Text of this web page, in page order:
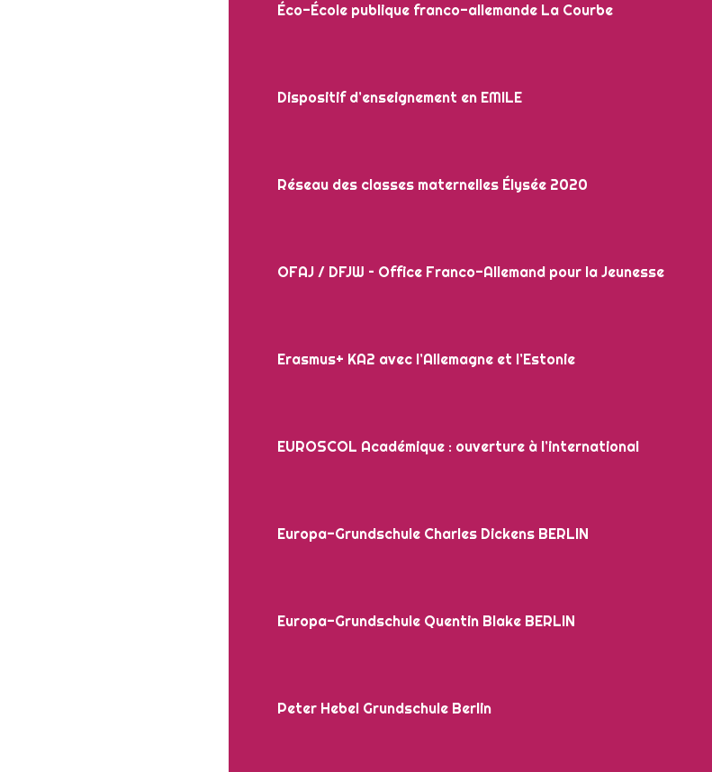
Éco-École publique franco-allemande La Courbe
Dispositif d’enseignement en EMILE
Réseau des classes maternelles Élysée 2020
OFAJ / DFJW – Office Franco-Allemand pour la Jeunesse
Erasmus+ KA2 avec l’Allemagne et l’Estonie
EUROSCOL Académique : ouverture à l’international
Europa-Grundschule Charles Dickens BERLIN
Europa-Grundschule Quentin Blake BERLIN
Peter Hebel Grundschule Berlin